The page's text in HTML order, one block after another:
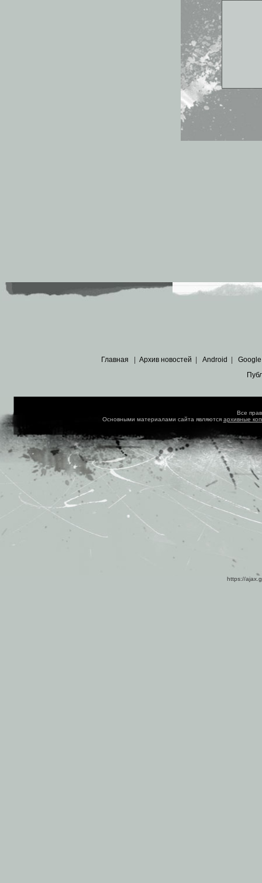
Главная Архив новостей Android Google
Все
Основными материалами сайта являются архивные
https://